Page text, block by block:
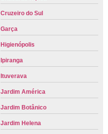
Cruzeiro do Sul
Garça
Higienópolis
Ipiranga
Ituverava
Jardim América
Jardim Botânico
Jardim Helena